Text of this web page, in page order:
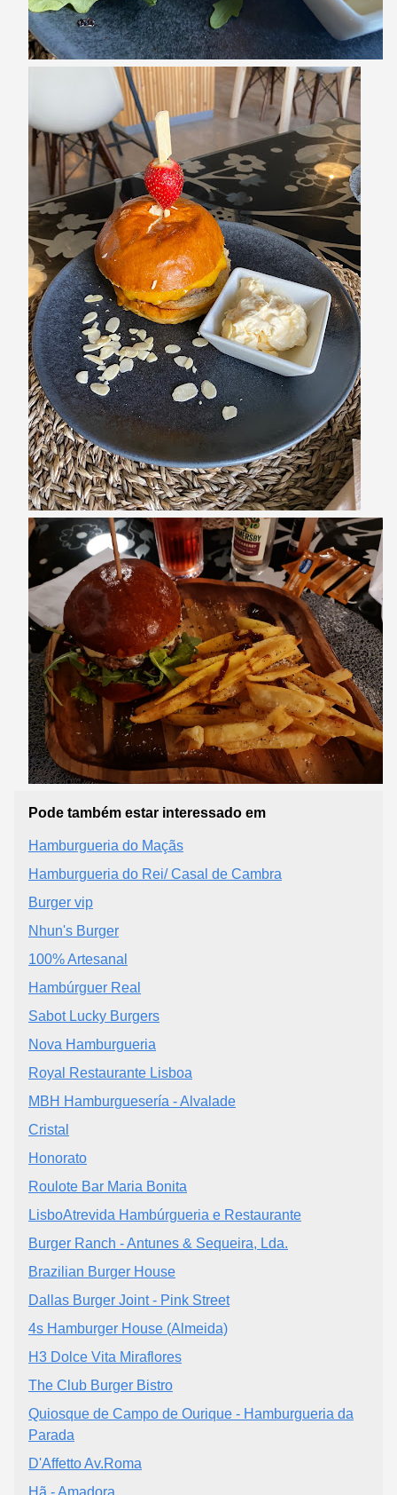
Pode também estar interessado em
Hamburgueria do Maçãs
Hamburgueria do Rei/ Casal de Cambra
Burger vip
Nhun's Burger
100% Artesanal
Hambúrguer Real
Sabot Lucky Burgers
Nova Hamburgueria
Royal Restaurante Lisboa
MBH Hamburguesería - Alvalade
Cristal
Honorato
Roulote Bar Maria Bonita
LisboAtrevida Hambúrgueria e Restaurante
Burger Ranch - Antunes & Sequeira, Lda.
Brazilian Burger House
Dallas Burger Joint - Pink Street
4s Hamburger House (Almeida)
H3 Dolce Vita Miraflores
The Club Burger Bistro
Quiosque de Campo de Ourique - Hamburgueria da
Parada
D'Affetto Av.Roma